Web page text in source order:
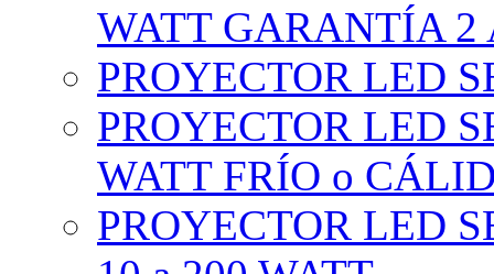
WATT GARANTÍA 2
PROYECTOR LED
PROYECTOR LED
WATT FRÍO o
PROYECTOR LED